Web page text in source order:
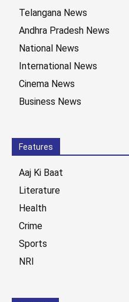
Telangana News
Andhra Pradesh News
National News
International News
Cinema News
Business News
Features
Aaj Ki Baat
Literature
Health
Crime
Sports
NRI